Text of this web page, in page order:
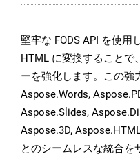
堅牢な FODS API を使用
HTML に変換することで
ーを強化します。この強
Aspose.Words,
Aspose.Slides,
Aspose.3D,
とのシームレスな統合を